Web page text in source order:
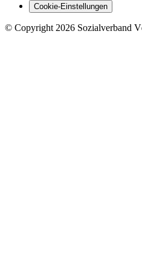
Cookie-Einstellungen
© Copyright 2026 Sozialverband